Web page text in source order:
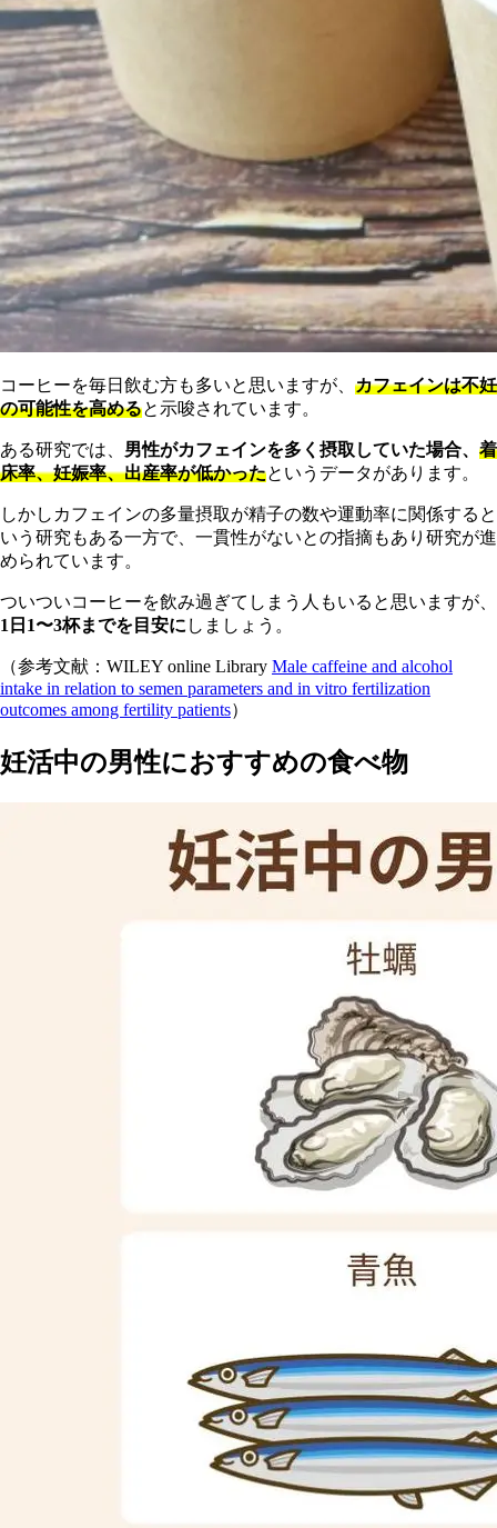
コーヒーを毎日飲む方も多いと思いますが、 カフェインは不妊
の可能性を高めると示唆されています。
ある研究では、 男性がカフェインを多く摂取していた場合、 着
床率、妊娠率、出産率が低かったというデータがあります。
しかしカフェインの多量摂取が精子の数や運動率に関係すると
いう研究もある一方で、一貫性がないとの指摘もあり研究が進
められています。
ついついコーヒーを飲み過ぎてしまう人もいると思いますが、
1日1〜3杯までを目安に しましょう。
（参考文献：WILEY online Library Male caffeine and alcohol
intake in relation to semen parameters and in vitro fertilization
outcomes among fertility patients）
妊活中の男性におすすめの食べ物